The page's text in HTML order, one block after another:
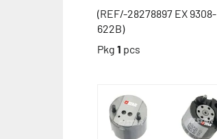
(REF/-28278897 EX 9308-
622B)
Pkg 1 pcs